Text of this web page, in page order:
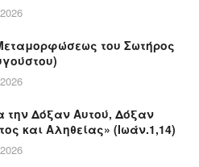
του Σωτήρος
την Δόξαν Αυτού, Δόξαν
και Αληθείας» (Ιωάν.1,14)